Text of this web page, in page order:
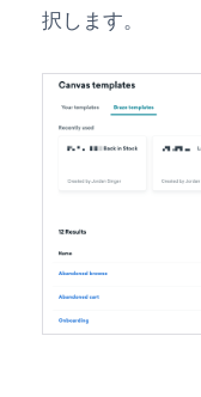
択します。